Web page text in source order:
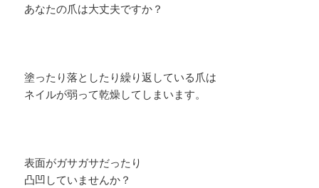
あなたの爪は大丈夫ですか？
塗ったり落としたり繰り返している爪は
ネイルが弱って乾燥してしまいます。
表面がガサガサだったり
凸凹していませんか？